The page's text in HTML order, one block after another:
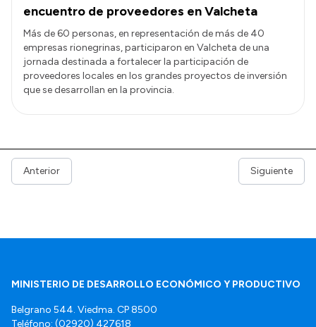
encuentro de proveedores en Valcheta
Más de 60 personas, en representación de más de 40
empresas rionegrinas, participaron en Valcheta de una
jornada destinada a fortalecer la participación de
proveedores locales en los grandes proyectos de inversión
que se desarrollan en la provincia.
Anterior Siguiente
MINISTERIO DE DESARROLLO ECONÓMICO Y PRODUCTIVO
Belgrano 544. Viedma. CP 8500
Teléfono: (02920) 427618